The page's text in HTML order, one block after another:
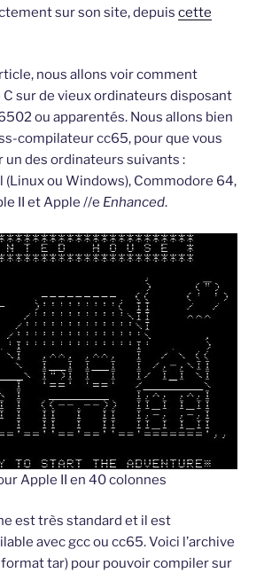
sur son site, depuis cette
nous allons voir comment
sur de vieux ordinateurs disposant
ou apparentés. Nous allons bien
compilateur cc65, pour que vous
un des ordinateurs suivants :
(Linux ou Windows), Commodore 64,
II et Apple //e Enhanced.
Apple II en 40 colonnes
est très standard et il est
avec gcc ou cc65. Voici l’archive
tar) pour pouvoir compiler sur